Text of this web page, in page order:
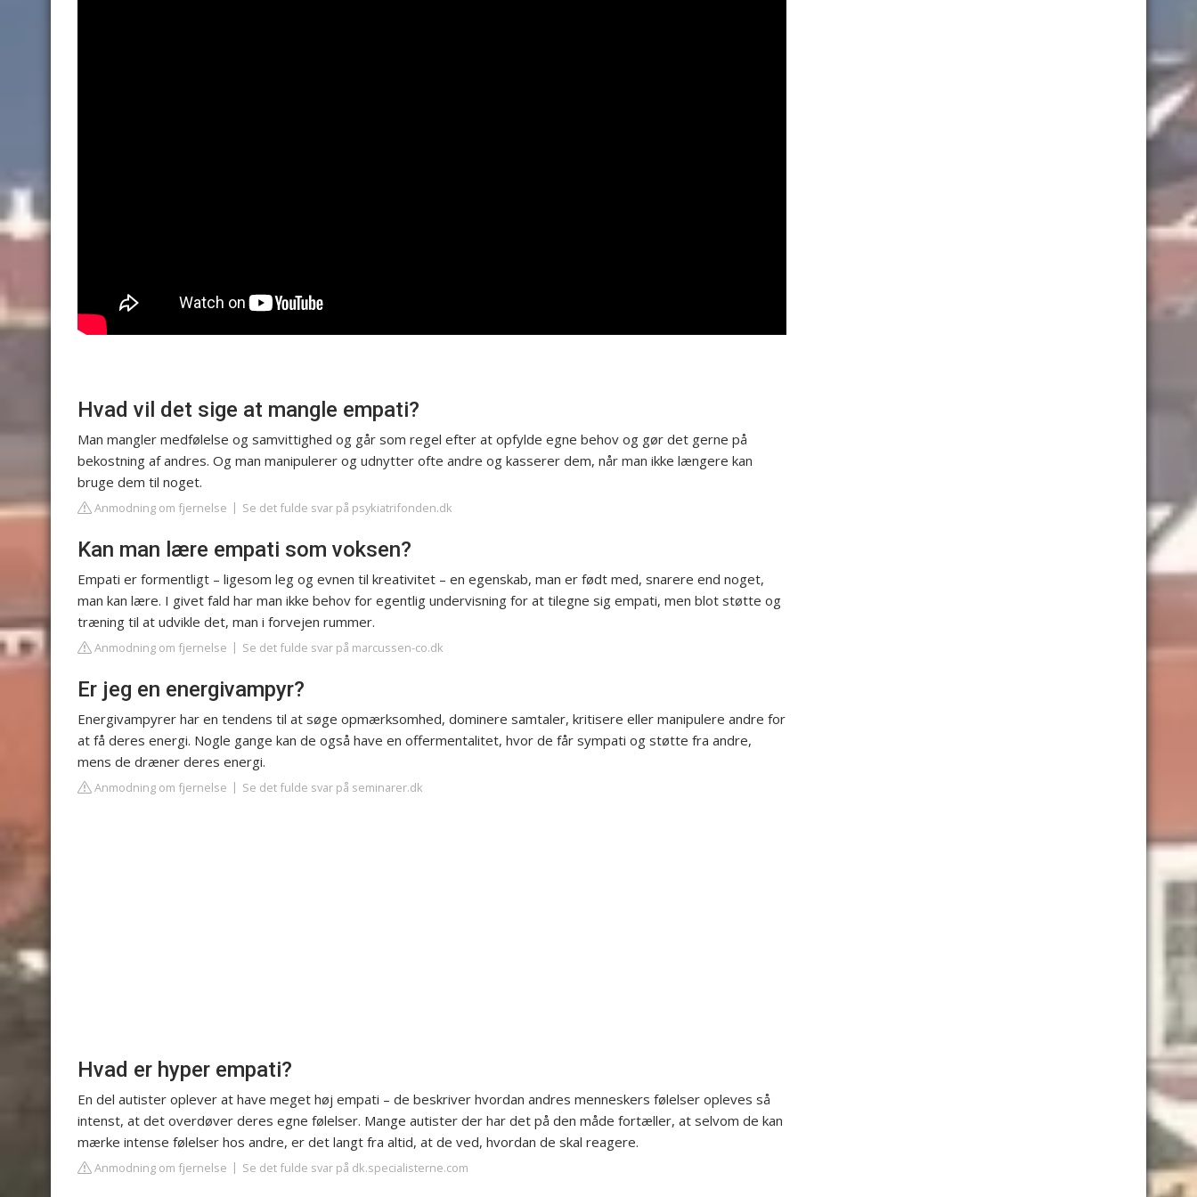
Hvad vil det sige at mangle empati?
Man mangler medfølelse og samvittighed og går som regel efter at opfylde egne behov og gør det gerne på
bekostning af andres. Og man manipulerer og udnytter ofte andre og kasserer dem, når man ikke længere kan
bruge dem til noget.
Anmodning om fjernelse Se det fulde svar på psykiatrifonden.dk
Kan man lære empati som voksen?
Empati er formentligt – ligesom leg og evnen til kreativitet – en egenskab, man er født med, snarere end noget,
man kan lære. I givet fald har man ikke behov for egentlig undervisning for at tilegne sig empati, men blot støtte og
træning til at udvikle det, man i forvejen rummer.
Anmodning om fjernelse Se det fulde svar på marcussen-co.dk
Er jeg en energivampyr?
Energivampyrer har en tendens til at søge opmærksomhed, dominere samtaler, kritisere eller manipulere andre for
at få deres energi. Nogle gange kan de også have en offermentalitet, hvor de får sympati og støtte fra andre,
mens de dræner deres energi.
Anmodning om fjernelse Se det fulde svar på seminarer.dk
Hvad er hyper empati?
En del autister oplever at have meget høj empati – de beskriver hvordan andres menneskers følelser opleves så
intenst, at det overdøver deres egne følelser. Mange autister der har det på den måde fortæller, at selvom de kan
mærke intense følelser hos andre, er det langt fra altid, at de ved, hvordan de skal reagere.
Anmodning om fjernelse Se det fulde svar på dk.specialisterne.com